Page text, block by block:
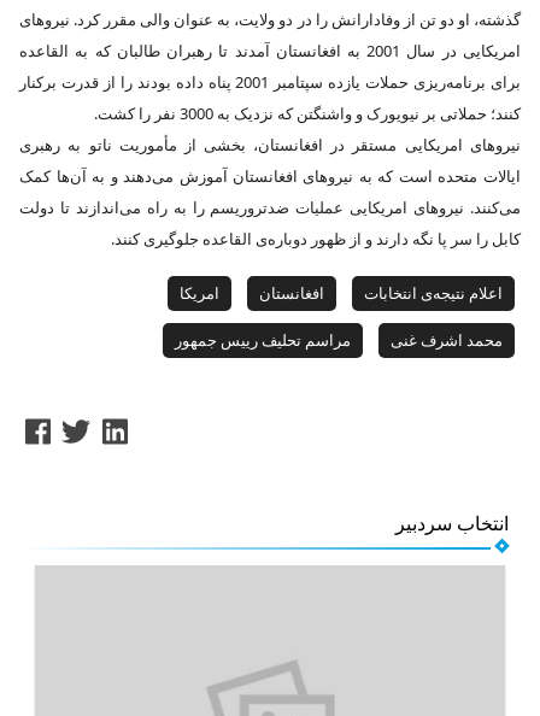
گذشته، او دو تن از وفادارانش را در دو ولایت، به عنوان والی مقرر کرد. نیروهای
امریکایی در سال 2001 به افغانستان آمدند تا رهبران طالبان که به القاعده
برای برنامه‌ریزی حملات یازده سپتامبر 2001 پناه داده بودند را از قدرت برکنار
کنند؛ حملاتی بر نیویورک و واشنگتن که نزدیک به 3000 نفر را کشت.
نیروهای امریکایی مستقر در افغانستان، بخشی از مأموریت ناتو به رهبری
ایالات متحده است که به نیروهای افغانستان آموزش می‌دهند و به آن‌ها کمک
می‌کنند. نیروهای امریکایی عملیات ضدتروریسم را به راه می‌اندازند تا دولت
کابل را سر پا نگه دارند و از ظهور دوباره‌ی القاعده جلوگیری کنند.
اعلام نتیجه‌ی انتخابات افغانستان امریکا
محمد اشرف غنی مراسم تحلیف رییس جمهور
انتخاب سردبیر